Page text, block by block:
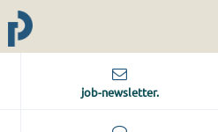
job-newsletter.